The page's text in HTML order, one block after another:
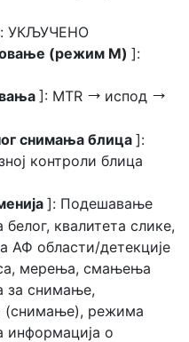
УКЉУЧЕНО
(режим M) ]:
]: MTR V испод V
снимања блица ]:
контроли блица
]: Подешавање
квалитета слике,
АФ области/детекције
мерења, смањења
за снимање,
(снимање), режима
информација о